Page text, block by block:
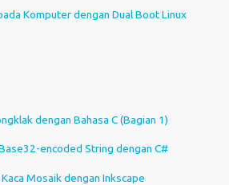
Komputer dengan Dual Boot Linux
dengan Bahasa C (Bagian 1)
encoded String dengan C#
Mosaik dengan Inkscape